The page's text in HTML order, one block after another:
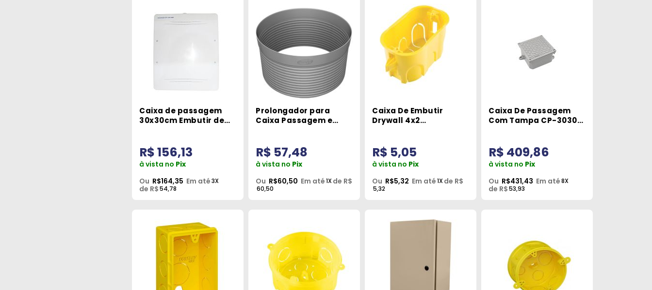
Caixa de passagem
30x30cm Embutir de
R$ 156,13
à vista no Pix
Ou R$164,35 Em até3X
de R$54,78
Prolongador para
Caixa Passagem e
R$ 57,48
à vista no Pix
Ou R$60,50 Em até1X de R$
60,50
Caixa De Embutir
Drywall 4x2
R$ 5,05
à vista no Pix
Ou R$5,32 Em até1X de R$
5,32
Caixa De Passagem
Com Tampa CP-3030
R$ 409,86
à vista no Pix
Ou R$431,43 Em até8X
de R$53,93